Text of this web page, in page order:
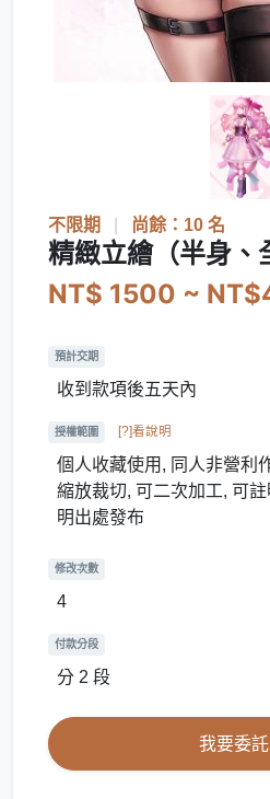
不限期 尚餘：10 名
精緻立繪（半身、
NT$ 1500 ~
預計交期
收到款項後五天內
授權範圍 [?]看說明
個人收藏使用, 同人非營利
縮放裁切, 可二次加工, 可
明出處發布
修改次數
4
付款分段
分 2 段
我要委託